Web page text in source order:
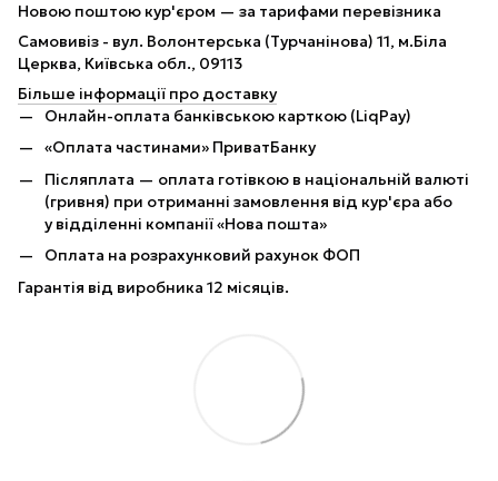
Новою поштою кур'єром — за тарифами перевізника
Самовивіз - вул. Волонтерська (Турчанінова) 11, м.Біла
Церква, Київська обл., 09113
Більше інформації про доставку
Онлайн-оплата банківською карткою (LiqPay)
«Оплата частинами» ПриватБанку
Післяплата — оплата готівкою в національній валюті
(гривня) при отриманні замовлення від кур'єра або
у відділенні компанії «Нова пошта»
Оплата на розрахунковий рахунок ФОП
Гарантія від виробника 12 місяців.